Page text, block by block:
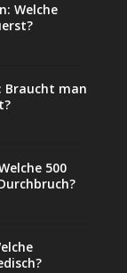
Welche
Braucht man
500